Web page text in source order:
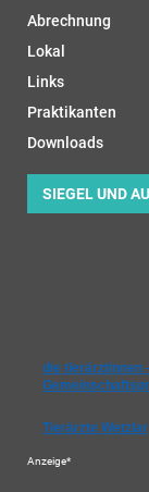
Abrechnung
Lokal
Links
Praktikanten
Downloads
SIEGEL UND
die tierärztinnen
Tierärzte Wetzlar
Anzeige*